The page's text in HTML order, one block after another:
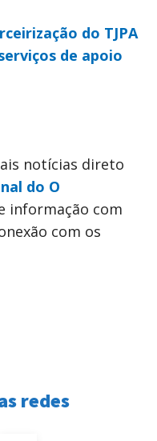
do TJPA
de apoio
notícias direto
do O
informação com
com os
redes